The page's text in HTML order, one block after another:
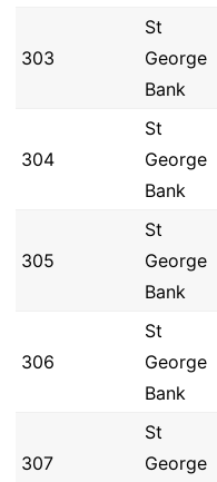
303
St
George
Bank
304
St
George
Bank
305
St
George
Bank
306
St
George
Bank
307
St
George